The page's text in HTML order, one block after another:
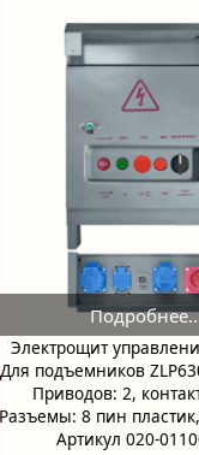
Электрощит
Для подъемников
Приводов: 2,
Разъемы: 8 пин
Артикул 020-